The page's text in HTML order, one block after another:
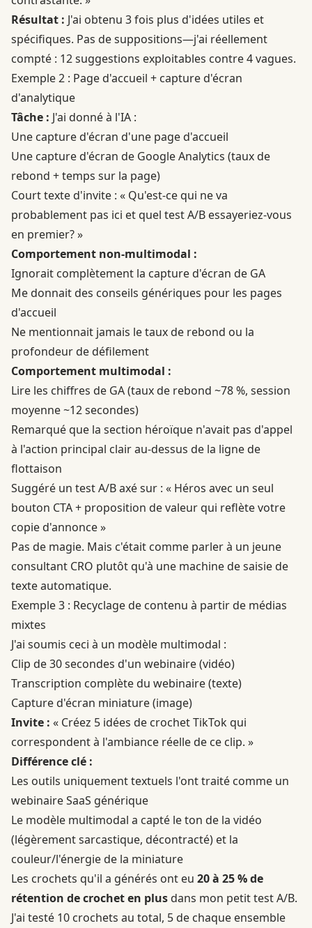
Résultat : J'ai obtenu 3 fois plus d'idées utiles et
spécifiques. Pas de suppositions—j'ai réellement
compté : 12 suggestions exploitables contre 4 vagues.
Exemple 2 : Page d'accueil + capture d'écran
d'analytique
Tâche : J'ai donné à l'IA :
Une capture d'écran d'une page d'accueil
Une capture d'écran de Google Analytics (taux de
rebond + temps sur la page)
Court texte d'invite : « Qu'est-ce qui ne va
probablement pas ici et quel test A/B essayeriez-vous
en premier? »
Comportement non-multimodal :
Ignorait complètement la capture d'écran de GA
Me donnait des conseils génériques pour les pages
d'accueil
Ne mentionnait jamais le taux de rebond ou la
profondeur de défilement
Comportement multimodal :
Lire les chiffres de GA (taux de rebond ~78 %, session
moyenne ~12 secondes)
Remarqué que la section héroïque n'avait pas d'appel
à l'action principal clair au-dessus de la ligne de
flottaison
Suggéré un test A/B axé sur : « Héros avec un seul
bouton CTA + proposition de valeur qui reflète votre
copie d'annonce »
Pas de magie. Mais c'était comme parler à un jeune
consultant CRO plutôt qu'à une machine de saisie de
texte automatique.
Exemple 3 : Recyclage de contenu à partir de médias
mixtes
J'ai soumis ceci à un modèle multimodal :
Clip de 30 secondes d'un webinaire (vidéo)
Transcription complète du webinaire (texte)
Capture d'écran miniature (image)
Invite : « Créez 5 idées de crochet TikTok qui
correspondent à l'ambiance réelle de ce clip. »
Différence clé :
Les outils uniquement textuels l'ont traité comme un
webinaire SaaS générique
Le modèle multimodal a capté le ton de la vidéo
(légèrement sarcastique, décontracté) et la
couleur/l'énergie de la miniature
Les crochets qu'il a générés ont eu 20 à 25 % de
rétention de crochet en plusdans mon petit test A/B.
J'ai testé 10 crochets au total, 5 de chaque ensemble